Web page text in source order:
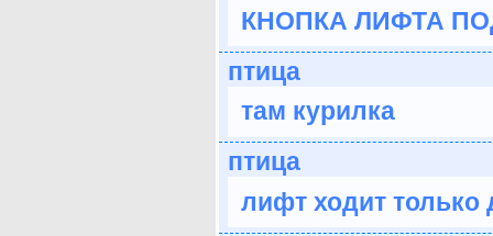
КНОПКА ЛИФТА
птица
там курилка
птица
лифт ходит